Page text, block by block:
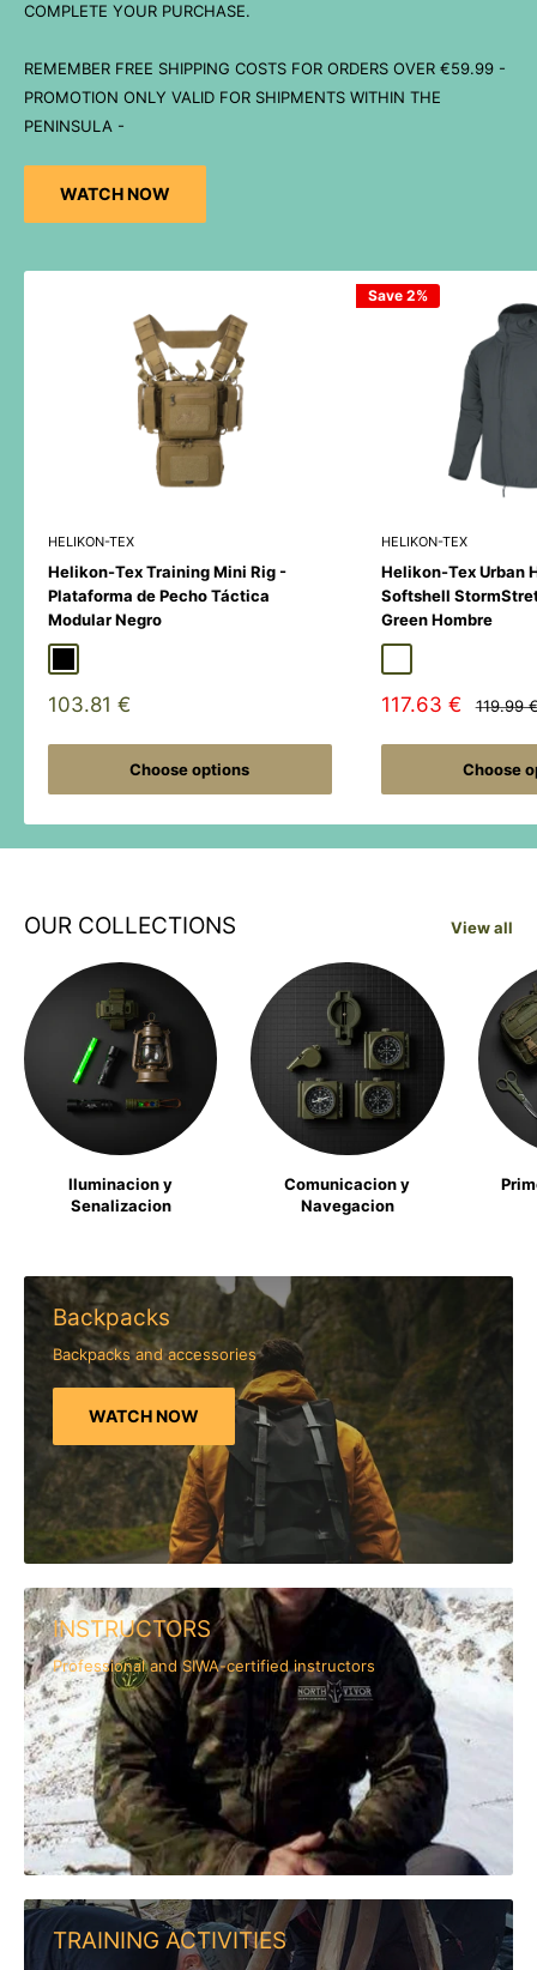
COMPLETE YOUR PURCHASE.
REMEMBER FREE SHIPPING COSTS FOR ORDERS OVER €59.99 -
PROMOTION ONLY VALID FOR SHIPMENTS WITHIN THE
PENINSULA -
WATCH NOW
HELIKON-TEX
Helikon-Tex Training Mini Rig -
Plataforma de Pecho Táctica
Modular Negro
Sale
103.81 €
Choose options
Save 2%
HELIKON-TEX
Helikon-Tex Urban
Softshell
Green Hombre
Sale
117.63 €
Regular
119.99
Choose
OUR COLLECTIONS View all
Iluminacion y
Senalizacion
Comunicacion y
Navegacion
Backpacks
Backpacks and accessories
WATCH NOW
INSTRUCTORS
Professional and SIWA-certified instructors
TRAINING ACTIVITIES